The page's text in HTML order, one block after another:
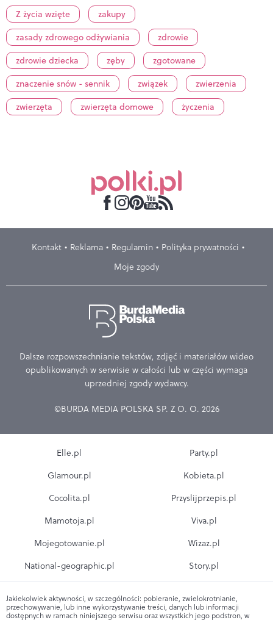
Z życia wzięte
zakupy
zasady zdrowego odżywiania
zdrowie
zdrowie dziecka
zęby
zgotowane
znaczenie snów - sennik
związek
zwierzenia
zwierzęta
zwierzęta domowe życzenia
Kontakt Reklama Regulamin
Polityka prywatności
Moje zgody
Dalsze rozpowszechnianie tekstów, zdjęć i materiałów wideo
opublikowanych w serwisie w całości lub w części wymaga
uprzedniej zgody wydawcy.
©BURDA MEDIA POLSKA SP. Z O. O. 2026
Elle.pl
Glamour.pl
Cocolita.pl
Mamotoja.pl
Mojegotowanie.pl
National-geographic.pl
Party.pl
Kobieta.pl
Przyslijprzepis.pl
Viva.pl
Wizaz.pl
Story.pl
Jakiekolwiek aktywności, w szczególności: pobieranie, zwielokrotnianie,
przechowywanie, lub inne wykorzystywanie treści, danych lub informacji
dostępnych w ramach niniejszego serwisu oraz wszystkich jego podstron, w